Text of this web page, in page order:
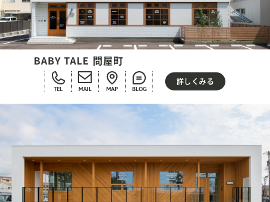
BABY TALE 問屋町
TEL MAIL MAP BLOG
詳しくみる